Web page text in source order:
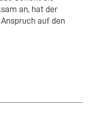
an, hat der
auf den